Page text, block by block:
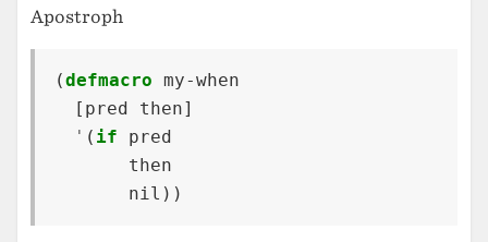
Apostroph
(defmacro my-when
[ pred then]
' ( if
pred
then
nil ))